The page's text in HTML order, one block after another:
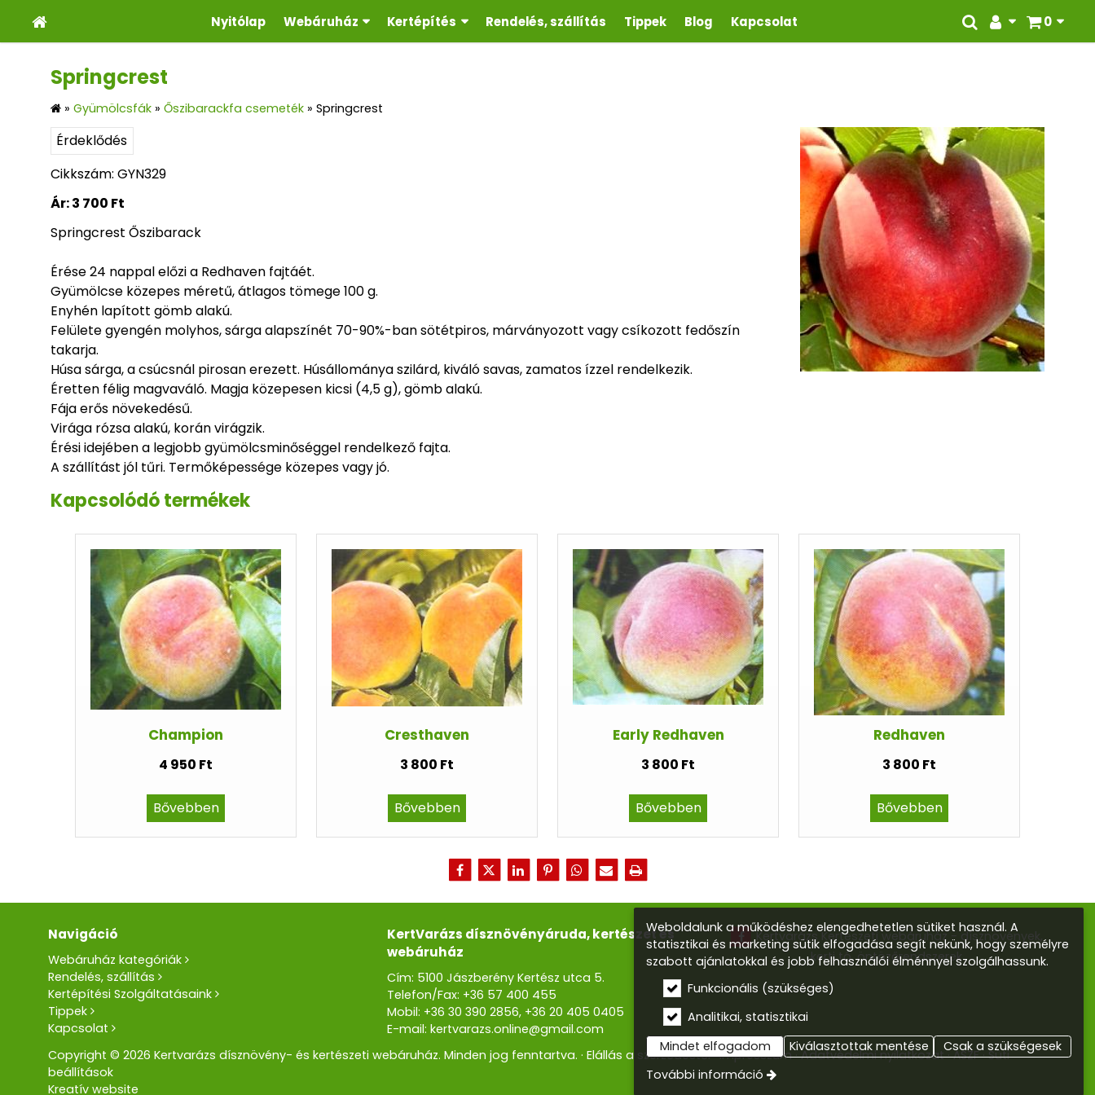
0
Nyitólap Webáruház Kertépítés Rendelés, szállítás Tippek Blog Kapcsolat
Springcrest
» Gyümölcsfák » Őszibarackfa csemeték » Springcrest
Érdeklődés
Cikkszám: GYN329
Ár:3 700 Ft
Springcrest Őszibarack
Érése 24 nappal előzi a Redhaven fajtáét.
Gyümölcse közepes méretű, átlagos tömege 100 g.
Enyhén lapított gömb alakú.
Felülete gyengén molyhos, sárga alapszínét 70-90%-ban sötétpiros, márványozott vagy csíkozott fedőszín
takarja.
Húsa sárga, a csúcsnál pirosan erezett. Húsállománya szilárd, kiváló savas, zamatos ízzel rendelkezik.
Éretten félig magvaváló. Magja közepesen kicsi (4,5 g), gömb alakú.
Fája erős növekedésű.
Virága rózsa alakú, korán virágzik.
Érési idejében a legjobb gyümölcsminőséggel rendelkező fajta.
A szállítást jól tűri. Termőképessége közepes vagy jó.
Kapcsolódó termékek
Champion
4 950 Ft
Bővebben
Cresthaven
3 800 Ft
Bővebben
Early Redhaven
3 800 Ft
Bővebben
Redhaven
3 800 Ft
Bővebben
Navigáció
Webáruház kategóriák
Rendelés, szállítás
Kertépítési Szolgáltatásaink
Tippek
Kapcsolat
KertVarázs dísznövényáruda, kertészet és
webáruház
Cím: 5100 Jászberény Kertész utca 5.
Telefon/Fax: +36 57 400 455
Mobil: +36 30 390 2856, +36 20 405 0405
E-mail: kertvarazs.online@gmail.com
Kertvarázs Kertészeti webáruház - dísznövények,
kerti tó, öntözőrendszerek
Copyright © 2026 Kertvarázs dísznövény- és kertészeti webáruház. Minden jog fenntartva. Elállás a szerződéstől Impresszum Adatvédelmi nyilatkozat ÁSZF Süti
beállítások
Kreatív website
Weboldalunk a működéshez elengedhetetlen sütiket használ. A
statisztikai és marketing sütik elfogadása segít nekünk, hogy személyre
szabott ajánlatokkal és jobb felhasználói élménnyel szolgálhassunk.
Funkcionális (szükséges)
Analitikai, statisztikai
Mindet elfogadom
Kiválasztottak mentése
Csak a szükségesek
További információ